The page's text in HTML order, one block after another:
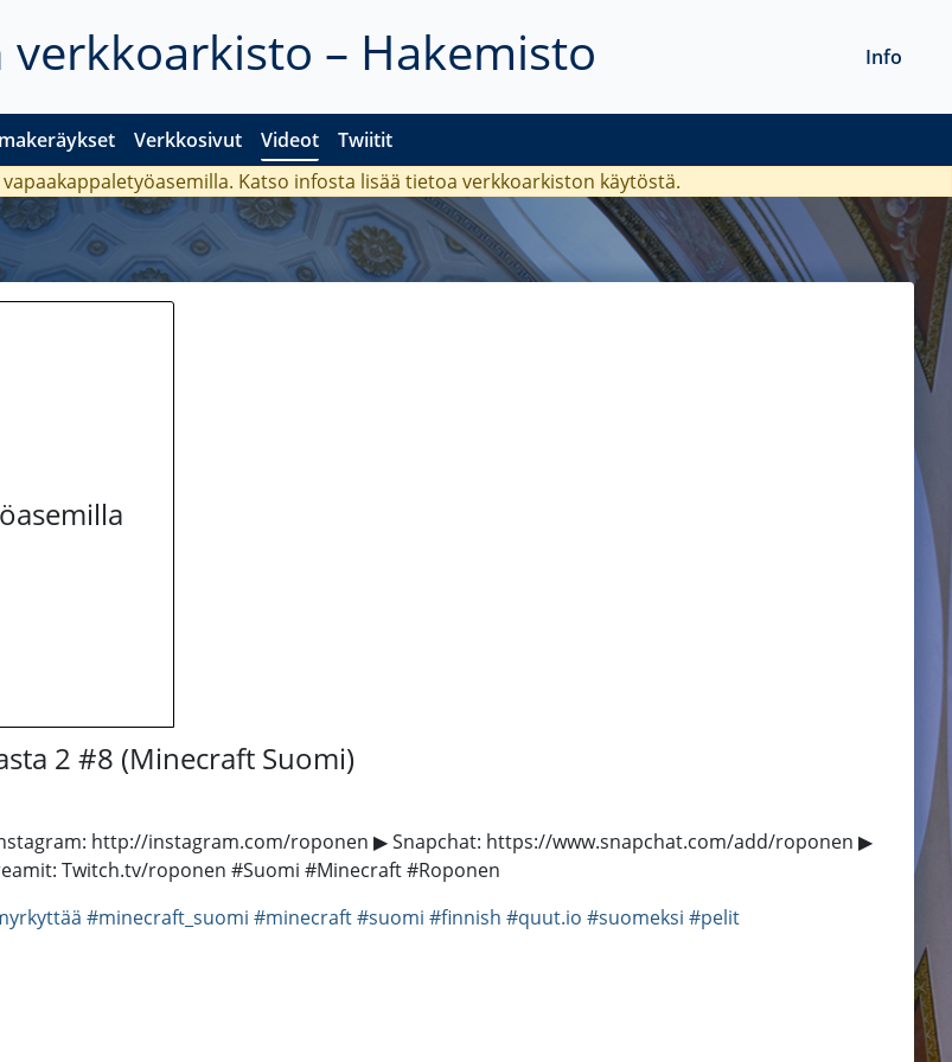
– Hakemisto
Verkkosivut Videot Twiitit
Info
Katso infosta lisää tietoa verkkoarkiston käytöstä.
2 #8 (Minecraft Suomi)
http://instagram.com/roponen ▶ Snapchat: https://www.snapchat.com/add/roponen ▶
Twitch.tv/roponen #Suomi #Minecraft #Roponen
#minecraft_suomi #minecraft#suomi #finnish #quut.io #suomeksi #pelit